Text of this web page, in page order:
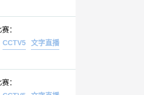
：
CCTV5 文字直播
：